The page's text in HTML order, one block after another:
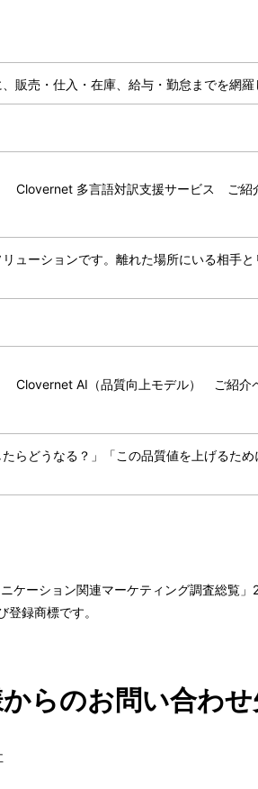
販売・仕入・在庫、給与・勤怠までを網羅
Clovernet 多言語対訳支援サービス ご紹
ューションです。離れた場所にいる相手
Clovernet AI（品質向上モデル） ご紹介
らどうなる？」「この品質値を上げるた
ケーション関連マーケティング調査総覧
録商標です。
らのお問い合わ